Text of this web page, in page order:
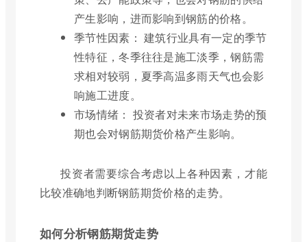
产生影响，进而影响到钢筋的价格。
季节性因素： 建筑行业具有一定的季节
性特征，冬季往往是施工淡季，钢筋需
求相对较弱，夏季高温多雨天气也会影
响施工进度。
市场情绪： 投资者对未来市场走势的预
期也会对钢筋期货价格产生影响。
投资者需要综合考虑以上各种因素，才能
比较准确地判断钢筋期货价格的走势。
如何分析钢筋期货走势